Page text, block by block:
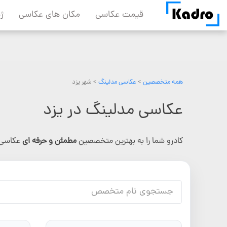
content
قیمت عکاسی مکان های عکاسی
همه متخصصین > عکاسی مدلینگ > شهر یزد
عکاسی مدلینگ در یزد
کادرو شما را به بهترین متخصصینمطمئن و حرفه ای